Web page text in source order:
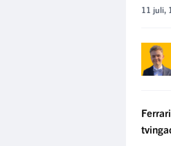
11 juli,